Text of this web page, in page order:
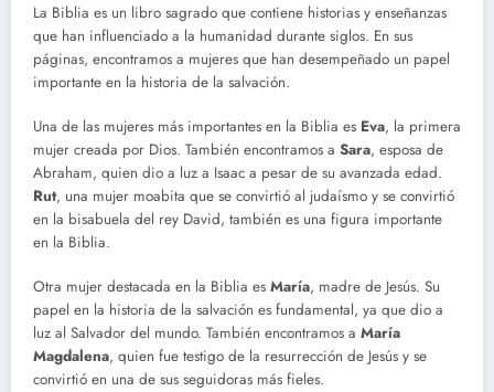
La Biblia es un libro sagrado que contiene historias y enseñanzas
que han influenciado a la humanidad durante siglos. En sus
páginas, encontramos a mujeres que han desempeñado un papel
importante en la historia de la salvación.
Una de las mujeres más importantes en la Biblia es Eva, la primera
mujer creada por Dios. También encontramos a Sara, esposa de
Abraham, quien dio a luz a Isaac a pesar de su avanzada edad.
Rut, una mujer moabita que se convirtió al judaísmo y se convirtió
en la bisabuela del rey David, también es una figura importante
en la Biblia.
Otra mujer destacada en la Biblia es María, madre de Jesús. Su
papel en la historia de la salvación es fundamental, ya que dio a
luz al Salvador del mundo. También encontramos a María
Magdalena, quien fue testigo de la resurrección de Jesús y se
convirtió en una de sus seguidoras más fieles.